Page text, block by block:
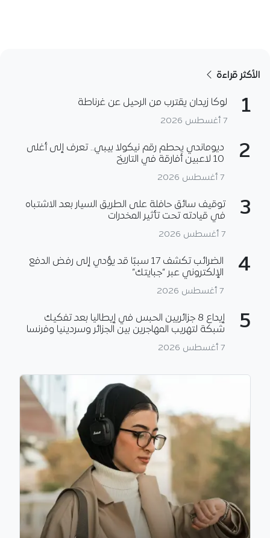
الأكثر قراءة
1 لوكا زيدان يقترب من الرحيل عن غرناطة
7 أغسطس 2026
2
ديوماندي يحطم رقم نيكولا بيبي.. تعرف إلى أغلى
10 لاعبين أفارقة في التاريخ
7 أغسطس 2026
3
توقيف سائق حافلة على الطريق السيار بعد الاشتباه
في قيادته تحت تأثير المخدرات
7 أغسطس 2026
4
الضرائب تكشف 17 سببًا قد يؤدي إلى رفض الدفع
الإلكتروني عبر “جبايتك”
7 أغسطس 2026
5
إيداع 8 جزائريين الحبس في إيطاليا بعد تفكيك
شبكة لتهريب المهاجرين بين الجزائر وسردينيا وفرنسا
7 أغسطس 2026